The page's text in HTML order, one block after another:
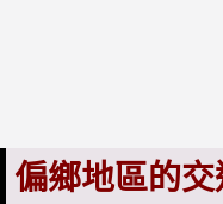
偏鄉地區的